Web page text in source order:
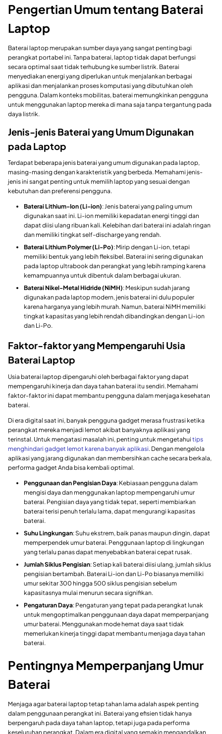
Pengertian Umum tentang Baterai
Laptop
Baterai laptop merupakan sumber daya yang sangat penting bagi
perangkat portabel ini. Tanpa baterai, laptop tidak dapat berfungsi
secara optimal saat tidak terhubung ke sumber listrik. Baterai
menyediakan energi yang diperlukan untuk menjalankan berbagai
aplikasi dan menjalankan proses komputasi yang dibutuhkan oleh
pengguna. Dalam konteks mobilitas, baterai memungkinkan pengguna
untuk menggunakan laptop mereka di mana saja tanpa tergantung pada
daya listrik.
Jenis-jenis Baterai yang Umum Digunakan
pada Laptop
Terdapat beberapa jenis baterai yang umum digunakan pada laptop,
masing-masing dengan karakteristik yang berbeda. Memahami jenis-
jenis ini sangat penting untuk memilih laptop yang sesuai dengan
kebutuhan dan preferensi pengguna.
Baterai Lithium-Ion (Li-ion): Jenis baterai yang paling umum
digunakan saat ini. Li-ion memiliki kepadatan energi tinggi dan
dapat diisi ulang ribuan kali. Kelebihan dari baterai ini adalah ringan
dan memiliki tingkat self-discharge yang rendah.
Baterai Lithium Polymer (Li-Po): Mirip dengan Li-ion, tetapi
memiliki bentuk yang lebih fleksibel. Baterai ini sering digunakan
pada laptop ultrabook dan perangkat yang lebih ramping karena
kemampuannya untuk dibentuk dalam berbagai ukuran.
Baterai Nikel-Metal Hidride (NiMH): Meskipun sudah jarang
digunakan pada laptop modern, jenis baterai ini dulu populer
karena harganya yang lebih murah. Namun, baterai NiMH memiliki
tingkat kapasitas yang lebih rendah dibandingkan dengan Li-ion
dan Li-Po.
Faktor-faktor yang Mempengaruhi Usia
Baterai Laptop
Usia baterai laptop dipengaruhi oleh berbagai faktor yang dapat
mempengaruhi kinerja dan daya tahan baterai itu sendiri. Memahami
faktor-faktor ini dapat membantu pengguna dalam menjaga kesehatan
baterai.
Di era digital saat ini, banyak pengguna gadget merasa frustrasi ketika
perangkat mereka menjadi lemot akibat banyaknya aplikasi yang
terinstal. Untuk mengatasi masalah ini, penting untuk mengetahui tips
menghindari gadget lemot karena banyak aplikasi. Dengan mengelola
aplikasi yang jarang digunakan dan membersihkan cache secara berkala,
performa gadget Anda bisa kembali optimal.
Penggunaan dan Pengisian Daya: Kebiasaan pengguna dalam
mengisi daya dan menggunakan laptop mempengaruhi umur
baterai. Pengisian daya yang tidak tepat, seperti membiarkan
baterai terisi penuh terlalu lama, dapat mengurangi kapasitas
baterai.
Suhu Lingkungan: Suhu ekstrem, baik panas maupun dingin, dapat
memperpendek umur baterai. Penggunaan laptop di lingkungan
yang terlalu panas dapat menyebabkan baterai cepat rusak.
Jumlah Siklus Pengisian: Setiap kali baterai diisi ulang, jumlah siklus
pengisian bertambah. Baterai Li-ion dan Li-Po biasanya memiliki
umur sekitar 300 hingga 500 siklus pengisian sebelum
kapasitasnya mulai menurun secara signifikan.
Pengaturan Daya: Pengaturan yang tepat pada perangkat lunak
untuk mengoptimalkan penggunaan daya dapat memperpanjang
umur baterai. Menggunakan mode hemat daya saat tidak
memerlukan kinerja tinggi dapat membantu menjaga daya tahan
baterai.
Pentingnya Memperpanjang Umur
Baterai
Menjaga agar baterai laptop tetap tahan lama adalah aspek penting
dalam penggunaan perangkat ini. Baterai yang efisien tidak hanya
berpengaruh pada daya tahan laptop, tetapi juga pada performa
keseluruhan perangkat. Dalam era digital yang semakin mengandalkan